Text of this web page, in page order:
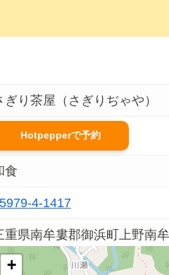
ぎり茶屋（さぎりぢゃや）
Hotpepperで予約
食
4-1417
重県南牟婁郡御浜町上野南
+